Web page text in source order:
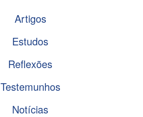
Artigos
Estudos
Reflexões
Testemunhos
Notícias